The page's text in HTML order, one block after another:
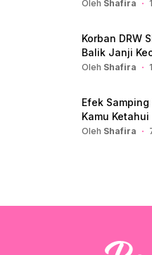
Oleh Shafira
Korban DRW
Balik Janji
Oleh Shafira
Efek
Kamu Ketahui
Oleh Shafira